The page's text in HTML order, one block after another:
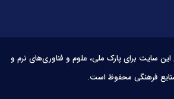
سایت برای پارک ملی، علوم و فناوری‌های نرم و
فرهنگی محفوظ است.